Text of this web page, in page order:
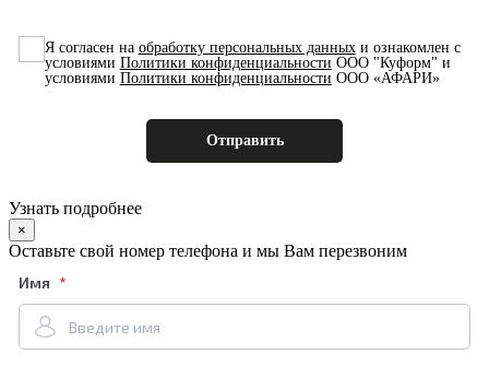
Я согласен на обработку персональных данныхи ознакомлен с
условиями Политики конфиденциальности ООО "Куформ" и
условиями Политики конфиденциальности ООО «АФАРИ»
Узнать подробнее
×
Оставьте свой номер телефона и мы Вам перезвоним
Имя